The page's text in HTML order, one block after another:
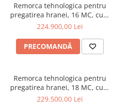
Remorca tehnologica pentru
pregatirea hranei, 16 MC, cu 2
snecuri, sistem vertical,
224.900,00 Lei
PRECOMANDĂ
Remorca tehnologica pentru
pregatirea hranei, 18 MC, cu 2
snecuri, sistem vertical,
229.500,00 Lei